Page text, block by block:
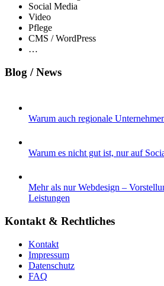
Social Media
Video
Pflege
CMS / WordPress
…
Blog / News
Warum auch regionale
Warum es nicht gut ist, nur auf
Mehr als nur Webdesign –
Leistungen
Kontakt & Rechtliches
Kontakt
Impressum
Datenschutz
FAQ